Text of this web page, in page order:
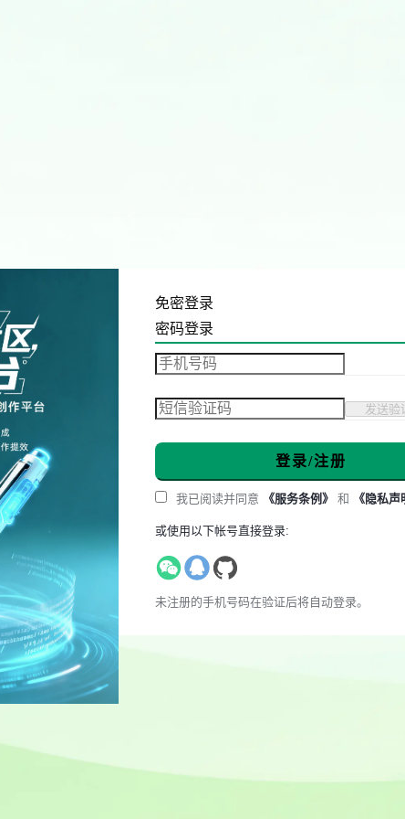
免密登录
密码登录
发送验
登录/注册
我已阅读并同意 《服务条例》 和 《隐私声
或使用以下帐号直接登录:
未注册的手机号码在验证后将自动登录。